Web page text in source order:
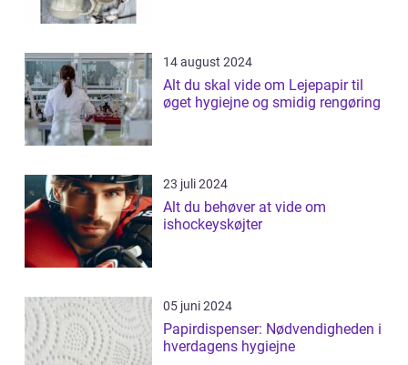
14 august 2024
Alt du skal vide om Lejepapir til
øget hygiejne og smidig rengøring
23 juli 2024
Alt du behøver at vide om
ishockeyskøjter
05 juni 2024
Papirdispenser: Nødvendigheden i
hverdagens hygiejne